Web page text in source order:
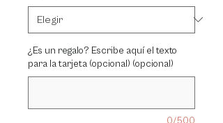
¿Es un regalo? Escribe aquí el texto
para la tarjeta (opcional) (opcional)